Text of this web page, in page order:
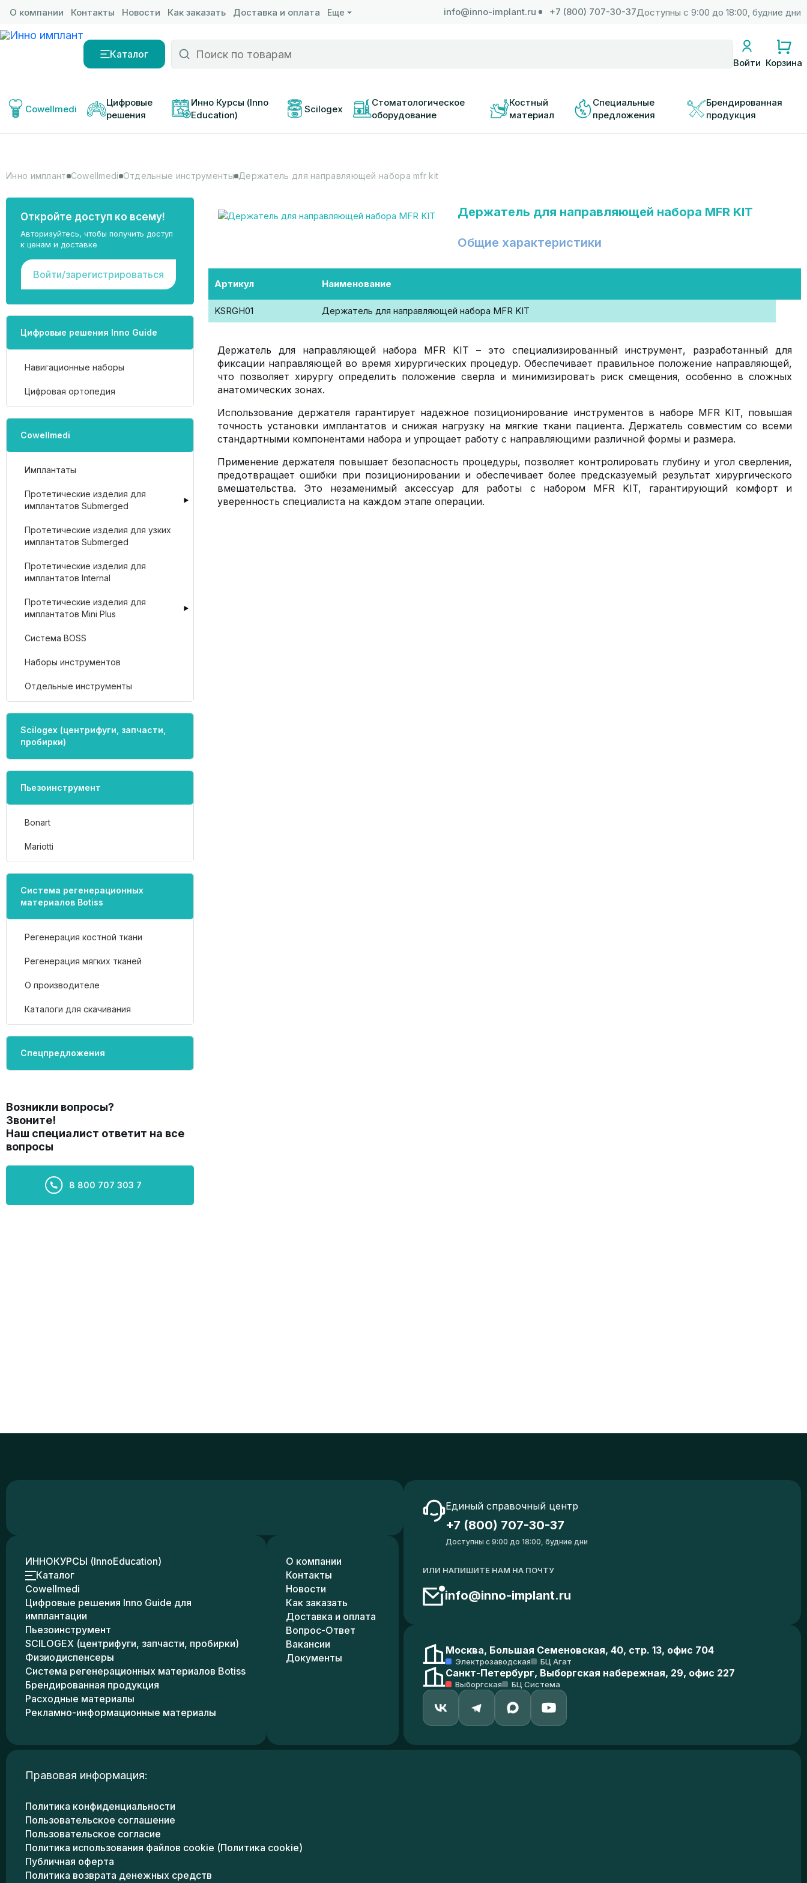
О компании Контакты Новости Как заказать Доставка и оплата Еще info@inno-implant.ru +7 (800) 707-30-37Доступны с 9:00 до 18:00, будние дни
Каталог
Войти Корзина
Cowellmedi
Цифровые
решения
Инно Курсы (Inno
Education)
Scilogex
Стоматологическое
оборудование
Костный
материал
Специальные
предложения
Брендированная
продукция
Инно имплант Cowellmedi Отдельные инструменты Держатель для направляющей набора mfr kit
Откройте доступ ко всему!
Авторизуйтесь, чтобы получить доступ
к ценам и доставке
Войти/зарегистрироваться
Цифровые решения Inno Guide
Навигационные наборы
Цифровая ортопедия
Cowellmedi
Имплантаты
Протетические изделия для
имплантатов Submerged
Протетические изделия для узких
имплантатов Submerged
Протетические изделия для
имплантатов Internal
Протетические изделия для
имплантатов Mini Plus
Система BOSS
Наборы инструментов
Отдельные инструменты
Scilogex (центрифуги, запчасти,
пробирки)
Пьезоинструмент
Bonart
Mariotti
Система регенерационных
материалов Botiss
Регенерация костной ткани
Регенерация мягких тканей
О производителе
Каталоги для скачивания
Спецпредложения
Возникли вопросы?
Звоните!
Наш специалист ответит на все
вопросы
8 800 707 303 7
Держатель для направляющей набора MFR KIT
Общие характеристики
Артикул Наименование
KSRGH01 Держатель для направляющей набора MFR KIT
Держатель для направляющей набора MFR KIT – это специализированный инструмент, разработанный для
фиксации направляющей во время хирургических процедур. Обеспечивает правильное положение направляющей,
что позволяет хирургу определить положение сверла и минимизировать риск смещения, особенно в сложных
анатомических зонах.
Использование держателя гарантирует надежное позиционирование инструментов в наборе MFR KIT, повышая
точность установки имплантатов и снижая нагрузку на мягкие ткани пациента. Держатель совместим со всеми
стандартными компонентами набора и упрощает работу с направляющими различной формы и размера.
Применение держателя повышает безопасность процедуры, позволяет контролировать глубину и угол сверления,
предотвращает ошибки при позиционировании и обеспечивает более предсказуемый результат хирургического
вмешательства. Это незаменимый аксессуар для работы с набором MFR KIT, гарантирующий комфорт и
уверенность специалиста на каждом этапе операции.
ИННОКУРСЫ (InnoEducation)
Каталог
Cowellmedi
Цифровые решения Inno Guide для
имплантации
Пьезоинструмент
SCILOGEX (центрифуги, запчасти, пробирки)
Физиодиспенсеры
Система регенерационных материалов Botiss
Брендированная продукция
Расходные материалы
Рекламно-информационные материалы
О компании
Контакты
Новости
Как заказать
Доставка и оплата
Вопрос-Ответ
Вакансии
Документы
Единый справочный центр
+7 (800) 707-30-37
Доступны с 9:00 до 18:00, будние дни
ИЛИ НАПИШИТЕ НАМ НА ПОЧТУ
info@inno-implant.ru
Москва, Большая Семеновская, 40, стр. 13, офис 704
Электрозаводская БЦ Агат
Санкт-Петербург, Выборгская набережная, 29, офис 227
Выборгская БЦ Система
Правовая информация:
Политика конфиденциальности
Пользовательское соглашение
Пользовательское согласие
Политика использования файлов cookie (Политика cookie)
Публичная оферта
Политика возврата денежных средств